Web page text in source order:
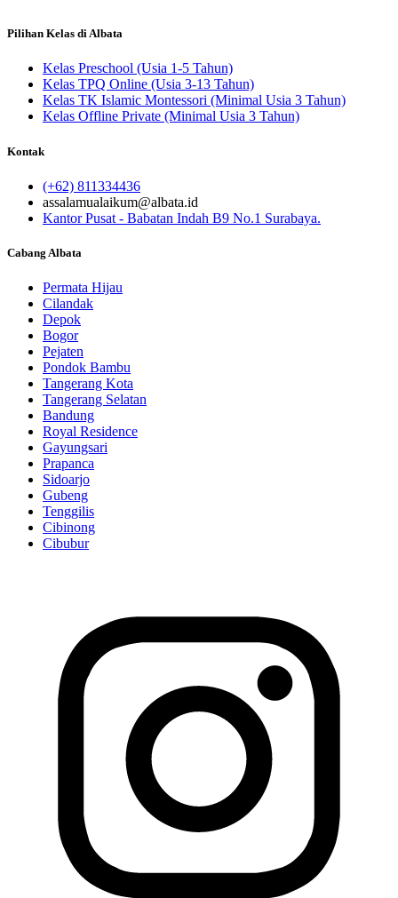
Pilihan Kelas di Albata
Kelas Preschool (Usia 1-5 Tahun)
Kelas TPQ Online (Usia 3-13 Tahun)
Kelas TK Islamic Montessori (Minimal Usia 3 Tahun)
Kelas Offline Private (Minimal Usia 3 Tahun)
Kontak
(+62) 811334436
assalamualaikum@albata.id
Kantor Pusat - Babatan Indah B9 No.1 Surabaya.
Cabang Albata
Permata Hijau
Cilandak
Depok
Bogor
Pejaten
Pondok Bambu
Tangerang Kota
Tangerang Selatan
Bandung
Royal Residence
Gayungsari
Prapanca
Sidoarjo
Gubeng
Tenggilis
Cibinong
Cibubur